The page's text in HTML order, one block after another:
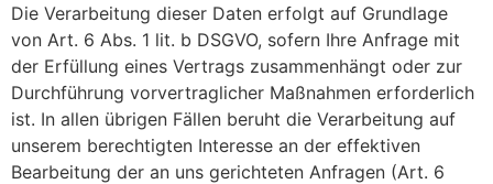
Die Verarbeitung dieser Daten erfolgt auf Grundlage
von Art. 6 Abs. 1 lit. b DSGVO, sofern Ihre Anfrage mit
der Erfüllung eines Vertrags zusammenhängt oder zur
Durchführung vorvertraglicher Maßnahmen erforderlich
ist. In allen übrigen Fällen beruht die Verarbeitung auf
unserem berechtigten Interesse an der effektiven
Bearbeitung der an uns gerichteten Anfragen (Art. 6